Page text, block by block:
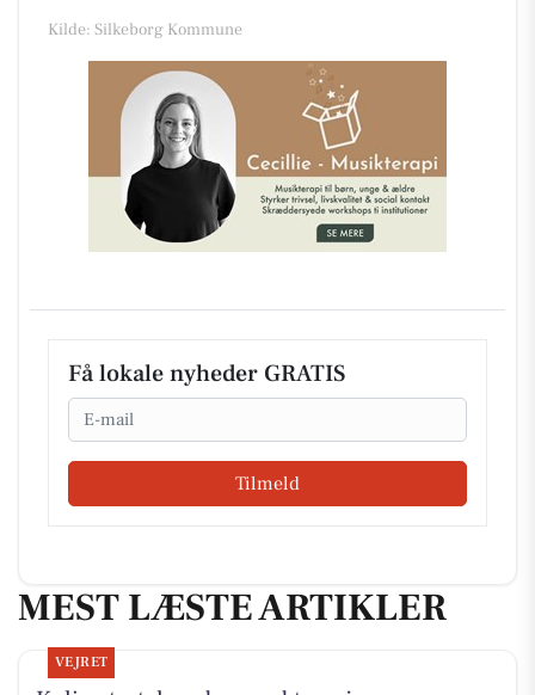
Kilde: Silkeborg Kommune
Få lokale nyheder GRATIS
Email
Tilmeld
MEST LÆSTE ARTIKLER
VEJRET